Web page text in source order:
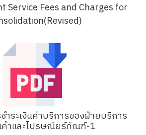
Service Fees and Charges for
ำระเงินค่าบริการของฝ่ายบริการ
าและไปรษณียร์ภัณฑ์-1